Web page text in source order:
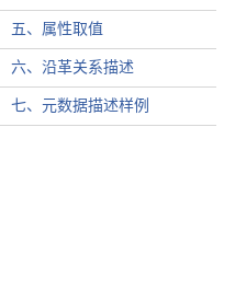
五、属性取值
六、沿革关系描述
七、元数据描述样例